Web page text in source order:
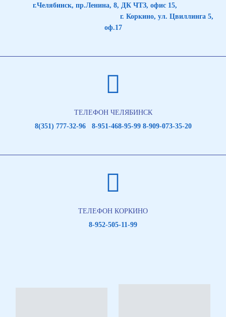
г.Челябинск, пр.Ленина, 8, ДК ЧТЗ, офис 15,
г. Коркино, ул. Цвиллинга 5,
оф.17
ТЕЛЕФОН ЧЕЛЯБИНСК
8(351) 777-32-96 8-951-468-95-99 8-909-073-35-20
ТЕЛЕФОН КОРКИНО
8-952-505-11-99